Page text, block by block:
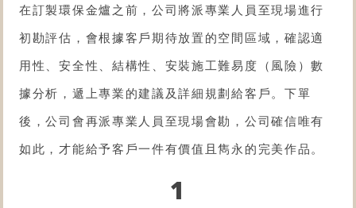
在訂製環保金爐之前，公司將派專業人員至現場進行
初勘評估，會根據客戶期待放置的空間區域，確認適
用性、安全性、結構性、安裝施工難易度（風險）數
據分析，遞上專業的建議及詳細規劃給客戶。下單
後，公司會再派專業人員至現場會勘，公司確信唯有
如此，才能給予客戶一件有價值且雋永的完美作品。
1